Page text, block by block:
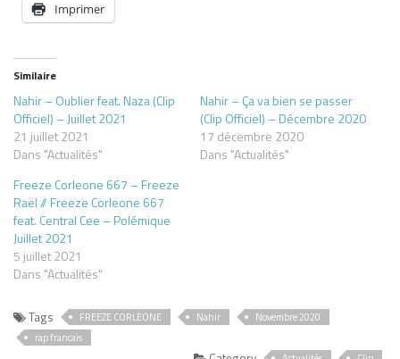
Imprimer
Similaire
Nahir – Oublier feat. Naza (Clip
Officiel) – Juillet 2021
21 juillet 2021
Dans "Actualités"
Nahir – Ça va bien se passer
(Clip Officiel) – Décembre 2020
17 décembre 2020
Dans "Actualités"
Freeze Corleone 667 – Freeze
Raël // Freeze Corleone 667
feat. Central Cee – Polémique
Juillet 2021
5 juillet 2021
Dans "Actualités"
Tags FREEZE CORLEONE Nahir
Novembre 2020
rap francais